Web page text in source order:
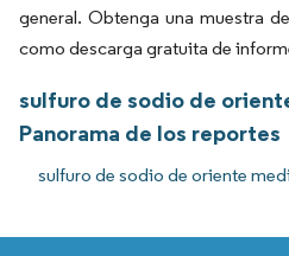
general. Obtenga una muestra
como descarga gratuita de
sulfuro de sodio de
Panorama de los reportes
sulfuro de sodio de oriente